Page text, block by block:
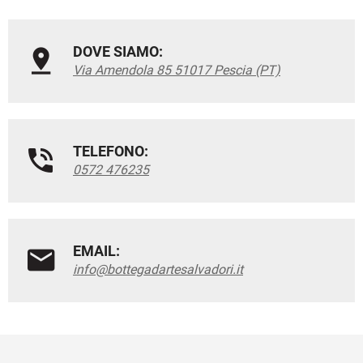
DOVE SIAMO:
Via Amendola 85 51017 Pescia (PT)
TELEFONO:
0572 476235
EMAIL:
info@bottegadartesalvadori.it